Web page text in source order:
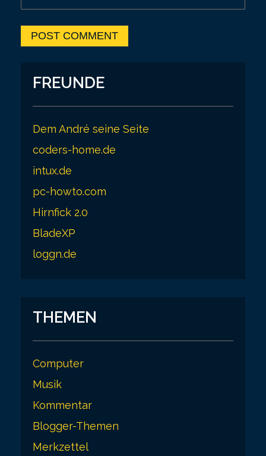
FREUNDE
Dem André seine Seite
coders-home.de
intux.de
pc-howto.com
Hirnfick 2.0
BladeXP
loggn.de
THEMEN
Computer
Musik
Kommentar
Blogger-Themen
Merkzettel